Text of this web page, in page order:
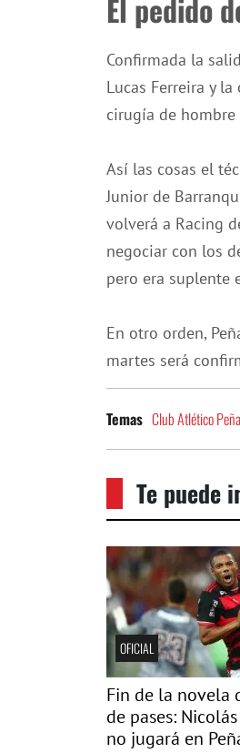
El pedido
Confirmada la
Lucas Ferreira y
cirugía de
Así las cosas el
Junior de
volverá a Racing
negociar con los
pero era suplente
En otro orden,
martes será
Temas Club Atlético
Te puede
OFICIAL
Fin de la novela
de pases:
no jugará en